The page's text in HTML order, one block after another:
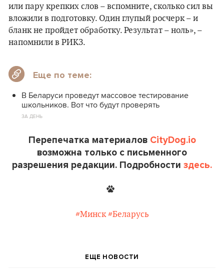
или пару крепких слов – вспомните, сколько сил вы
вложили в подготовку. Один глупый росчерк – и
бланк не пройдет обработку. Результат – ноль», –
напомнили в РИКЗ.
Еще по теме:
В Беларуси проведут массовое тестирование
школьников. Вот что будут проверять
ЗА ДЕНЬ
Перепечатка материалов CityDog.io
возможна только с письменного
разрешения редакции. Подробности здесь.
#Минск #Беларусь
ЕЩЕ НОВОСТИ